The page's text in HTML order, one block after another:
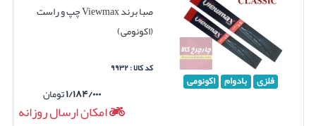
فلزی بادوام اکونومی
صبا برند Viewmax چپ و راست
(اکونومی)
کد کالا : ۹۹۳۲
۱/۱۸۴/۰۰۰تومان
امکان ارسال روزانه